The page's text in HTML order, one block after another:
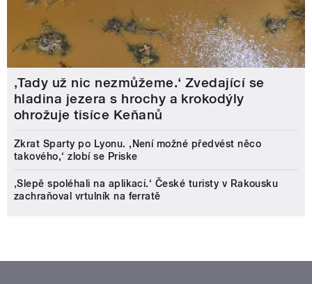
‚Tady už nic nezmůžeme.‘ Zvedající se
hladina jezera s hrochy a krokodýly
ohrožuje tisíce Keňanů
Zkrat Sparty po Lyonu. ,Není možné předvést něco
takového,‘ zlobí se Priske
‚Slepě spoléhali na aplikaci.‘ České turisty v Rakousku
zachraňoval vrtulník na ferratě